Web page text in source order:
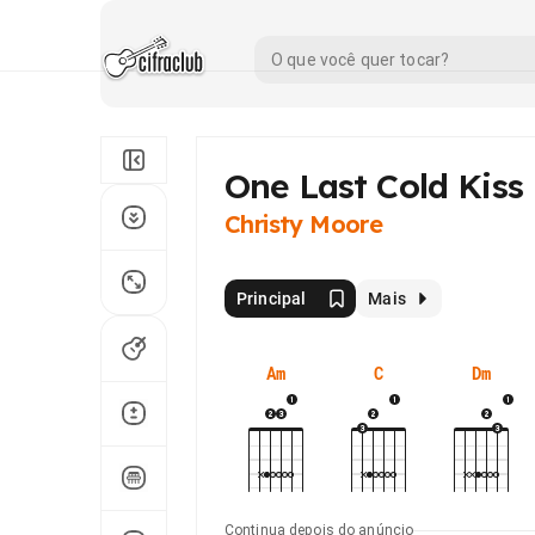
One Last Cold Kiss
Christy Moore
Principal Mais
Am C Dm
Continua depois do anúncio